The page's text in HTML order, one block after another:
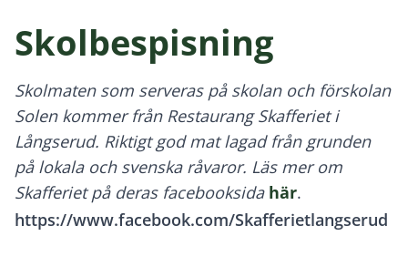
Skolbespisning
Skolmaten som serveras på skolan och förskolan
Solen kommer från Restaurang Skafferiet i
Långserud. Riktigt god mat lagad från grunden
på lokala och svenska råvaror. Läs mer om
Skafferiet på deras facebooksida här.
https://www.facebook.com/Skafferietlangserud